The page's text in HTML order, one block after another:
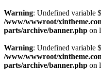
Warning: Undefined variable
/www/wwwroot/
parts/archive/banner.php on
Warning: Undefined variable
/www/wwwroot/
parts/archive/banner.php on